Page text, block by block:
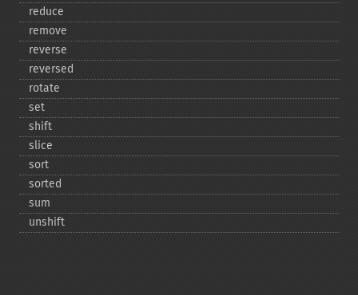
reduce
remove
reverse
reversed
rotate
set
shift
slice
sort
sorted
sum
unshift